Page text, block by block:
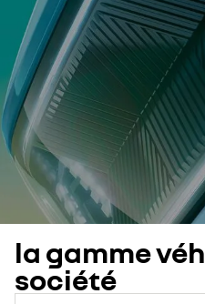
la gamme
société